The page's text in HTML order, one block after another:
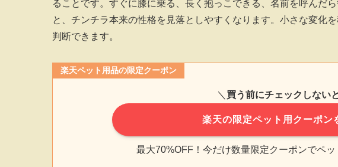
ることです。すぐに膝に乗る、長く抱っこできる、名前を呼んだ
と、チンチラ本来の性格を見落としやすくなります。小さな変化
判断できます。
楽天ペット用品の限定クーポン
＼ 買う前にチェックしない
楽天の限定ペット用クーポン
最大70%OFF！今だけ数量限定クーポンでペッ